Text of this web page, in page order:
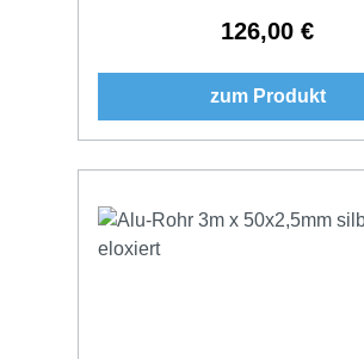
Regulärer Preis:
126,00 €
zum Produkt